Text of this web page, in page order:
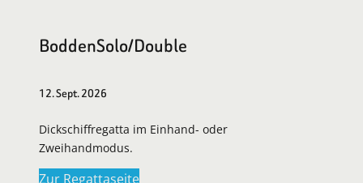
BoddenSolo/Double
12. Sept. 2026
Dickschiffregatta im Einhand- oder
Zweihandmodus.
Zur Regattaseite